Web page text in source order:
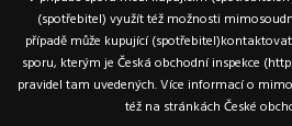
(spotřebitel) využít též možnosti
případě může kupující
sporu, kterým je Česká obchodní inspekce
pravidel tam uvedených. Více informací o
též na stránkách České